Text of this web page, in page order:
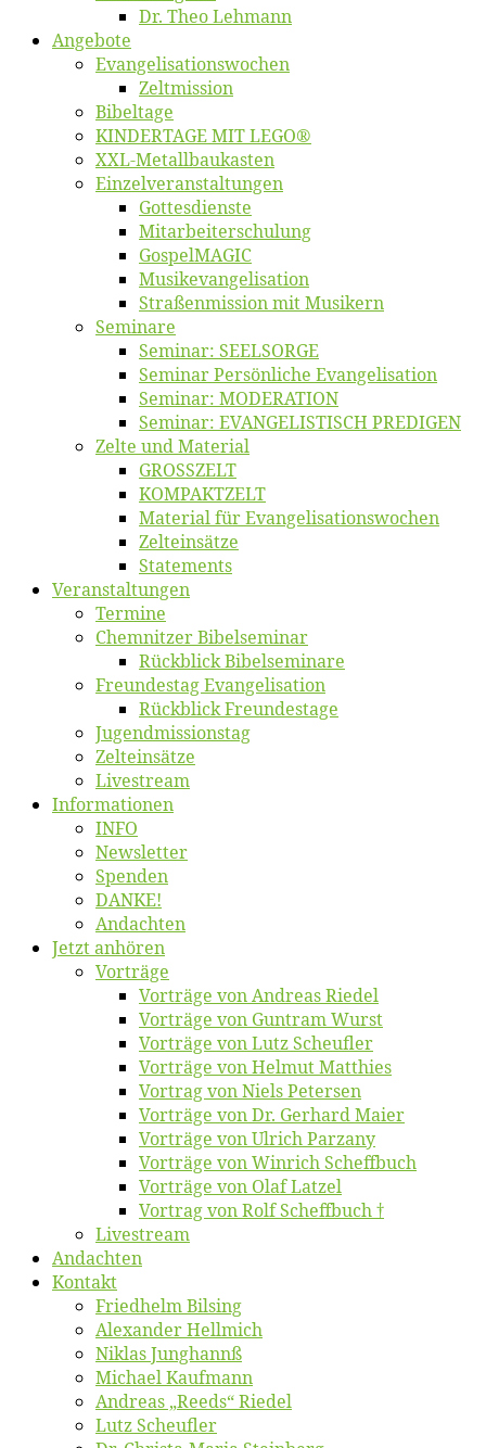
Dr. Theo Lehmann
An­ge­bo­te
Evangelisa­tions­wo­chen
Zelt­mis­si­on
Bi­bel­ta­ge
KINDERTAGE MIT LEGO®
XXL-Me­­tal­l­­bau­­kas­­ten
Einzelver­an­stal­tungen
Got­tes­diens­te
Mitarbeiter­schulung
Gos­pel­MA­GIC
Musikevan­ge­li­sa­tion
Straßenmis­sion mit Musikern
Se­mi­na­re
Se­mi­nar: SEELSORGE
Se­mi­nar Per­sön­li­che Evangelisation
Se­mi­nar: MODERATION
Se­mi­nar: EVANGELISTISCH PREDIGEN
Zel­te und Material
GROSSZELT
KOMPAKTZELT
Ma­te­ri­al für Evangelisationswochen
Zelt­ein­sät­ze
State­ments
Ver­an­stal­tun­gen
Ter­mi­ne
Chemnit­zer Bibelseminar
Rück­blick Bibelseminare
Freun­des­tag Evangelisation
Rück­blick Freundestage
Jugend­mis­sions­tag
Zelt­ein­sät­ze
Live­stream
Informatio­nen
INFO
News­let­ter
Spen­den
DANKE!
An­dach­ten
Jetzt an­hö­ren
Vor­trä­ge
Vor­trä­ge von An­dre­as Riedel
Vor­trä­ge von Gun­tram Wurst
Vor­trä­ge von Lutz Scheufler
Vor­trä­ge von Hel­mut Matthies
Vor­trag von Niels Petersen
Vor­trä­ge von Dr. Ger­hard Maier
Vor­trä­ge von Ul­rich Parzany
Vor­trä­ge von Win­rich Scheffbuch
Vor­trä­ge von Olaf Latzel
Vor­trag von Rolf Scheffbuch †
Live­stream
An­dach­ten
Kon­takt
Fried­helm Bilsing
Alex­an­der Hellmich
Ni­klas Junghannß
Mi­cha­el Kaufmann
An­dre­as „Reeds“ Riedel
Lutz Scheuf­ler